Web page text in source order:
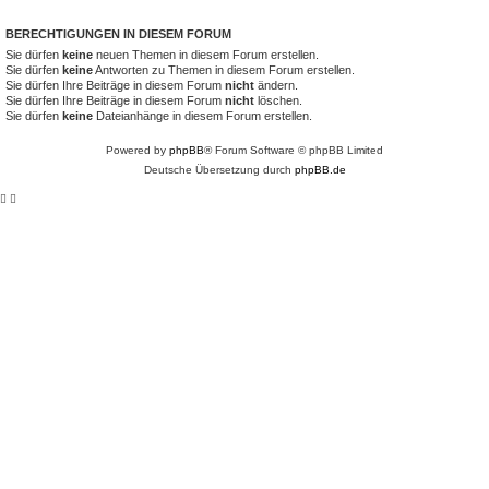
BERECHTIGUNGEN IN DIESEM FORUM
Sie dürfen keine neuen Themen in diesem Forum erstellen.
Sie dürfen keineAntworten zu Themen in diesem Forum erstellen.
Sie dürfen Ihre Beiträge in diesem Forum nicht ändern.
Sie dürfen Ihre Beiträge in diesem Forum nicht löschen.
Sie dürfen keine Dateianhänge in diesem Forum erstellen.
Powered by phpBB® Forum Software © phpBB Limited
Deutsche Übersetzung durch phpBB.de